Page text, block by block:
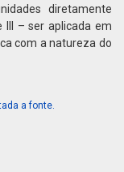
diretamente
III – ser aplicada em
com a natureza do
a fonte.